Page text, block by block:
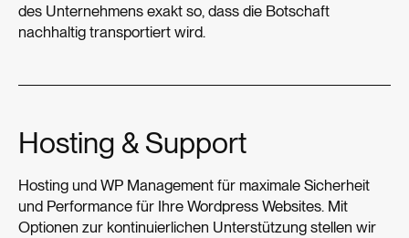
des Unternehmens exakt so, dass die Botschaft
nachhaltig transportiert wird.
Hosting & Support
Hosting und WP Management für maximale Sicherheit
und Performance für Ihre Wordpress Websites. Mit
Optionen zur kontinuierlichen Unterstützung stellen wir